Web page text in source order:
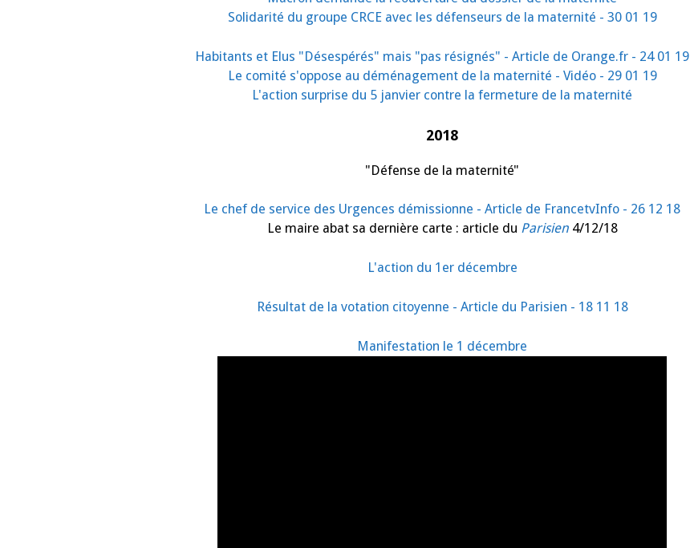
Solidarité du groupe CRCE avec les défenseurs de la maternité - 30 01 19
Habitants et Elus "Désespérés" mais "pas résignés" - Article de Orange.fr - 24 01 19
Le comité s'oppose au déménagement de la maternité - Vidéo - 29 01 19
L'action surprise du 5 janvier contre la fermeture de la maternité
2018
"Défense de la maternité"
Le chef de service des Urgences démissionne - Article de FrancetvInfo - 26 12 18
Le maire abat sa dernière carte : article du Parisien4/12/18
L'action du 1er décembre
Résultat de la votation citoyenne - Article du Parisien - 18 11 18
Manifestation le 1 décembre